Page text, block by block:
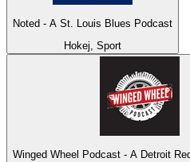
Noted - A St. Louis Blues Podcast
Hokej, Sport
Winged Wheel Podcast - A Detroit